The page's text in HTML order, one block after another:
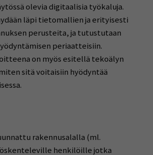
olevia digitaalisia työkaluja.
läpi tietomallien ja erityisesti
perusteita, ja tutustutaan
periaatteisiin.
on myös esitellä tekoälyn
sitä voitaisiin hyödyntää
rakennusalalla (ml.
henkilöille jotka